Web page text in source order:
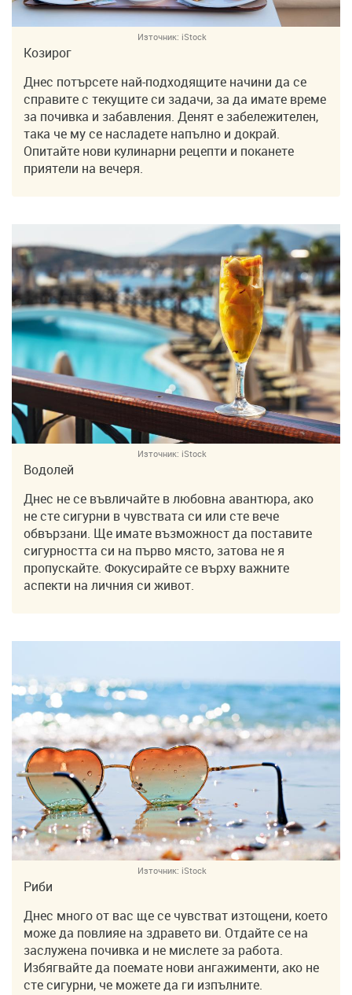
Източник: iStock
Козирог
Днес потърсете най-подходящите начини да се
справите с текущите си задачи, за да имате време
за почивка и забавления. Денят е забележителен,
така че му се насладете напълно и докрай.
Опитайте нови кулинарни рецепти и поканете
приятели на вечеря.
Източник: iStock
Водолей
Днес не се въвличайте в любовна авантюра, ако
не сте сигурни в чувствата си или сте вече
обвързани. Ще имате възможност да поставите
сигурността си на първо място, затова не я
пропускайте. Фокусирайте се върху важните
аспекти на личния си живот.
Източник: iStock
Риби
Днес много от вас ще се чувстват изтощени, което
може да повлияе на здравето ви. Отдайте се на
заслужена почивка и не мислете за работа.
Избягвайте да поемате нови ангажименти, ако не
сте сигурни, че можете да ги изпълните.